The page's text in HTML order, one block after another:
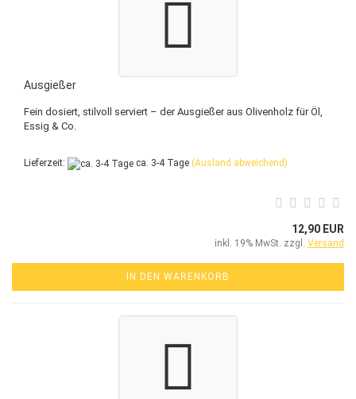
Ausgießer
Fein dosiert, stilvoll serviert – der Ausgießer aus Olivenholz für Öl,
Essig & Co.
Lieferzeit: ca. 3-4 Tage (Ausland abweichend)
12,90 EUR
inkl. 19% MwSt. zzgl. Versand
IN DEN WARENKORB